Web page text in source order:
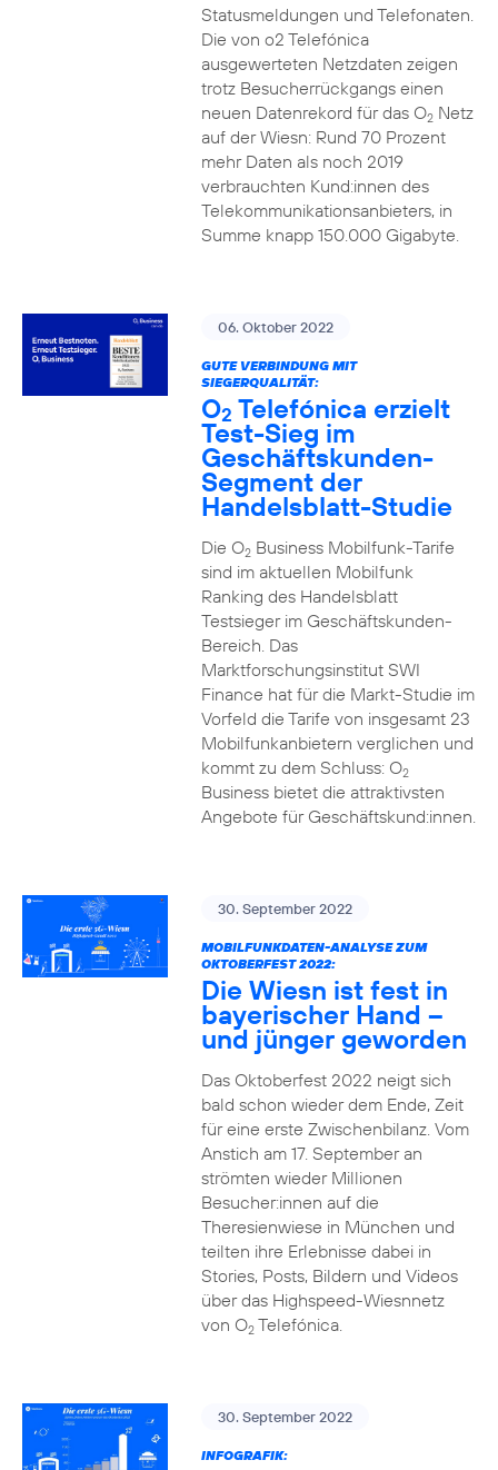
Statusmeldungen und Telefonaten.
Die von o2 Telefónica
ausgewerteten Netzdaten zeigen
trotz Besucherrückgangs einen
neuen Datenrekord für das O2Netz
auf der Wiesn: Rund 70 Prozent
mehr Daten als noch 2019
verbrauchten Kund:innen des
Telekommunikationsanbieters, in
Summe knapp 150.000 Gigabyte.
06. Oktober 2022
GUTE VERBINDUNG MIT
SIEGERQUALITÄT:
O2 Telefónica erzielt
Test-Sieg im
Geschäftskunden-
Segment der
Handelsblatt-Studie
Die O2Business Mobilfunk-Tarife
sind im aktuellen Mobilfunk
Ranking des Handelsblatt
Testsieger im Geschäftskunden-
Bereich. Das
Marktforschungsinstitut SWI
Finance hat für die Markt-Studie im
Vorfeld die Tarife von insgesamt 23
Mobilfunkanbietern verglichen und
kommt zu dem Schluss: O2
Business bietet die attraktivsten
Angebote für Geschäftskund:innen.
30. September 2022
MOBILFUNKDATEN-ANALYSE ZUM
OKTOBERFEST 2022:
Die Wiesn ist fest in
bayerischer Hand –
und jünger geworden
Das Oktoberfest 2022 neigt sich
bald schon wieder dem Ende, Zeit
für eine erste Zwischenbilanz. Vom
Anstich am 17. September an
strömten wieder Millionen
Besucher:innen auf die
Theresienwiese in München und
teilten ihre Erlebnisse dabei in
Stories, Posts, Bildern und Videos
über das Highspeed-Wiesnnetz
von O2Telefónica.
30. September 2022
INFOGRAFIK: